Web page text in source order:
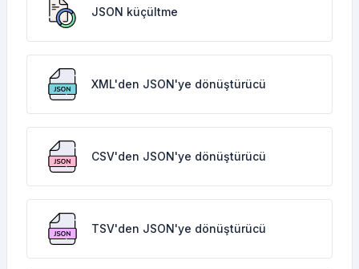
JSON küçültme
XML'den JSON'ye dönüştürücü
CSV'den JSON'ye dönüştürücü
TSV'den JSON'ye dönüştürücü